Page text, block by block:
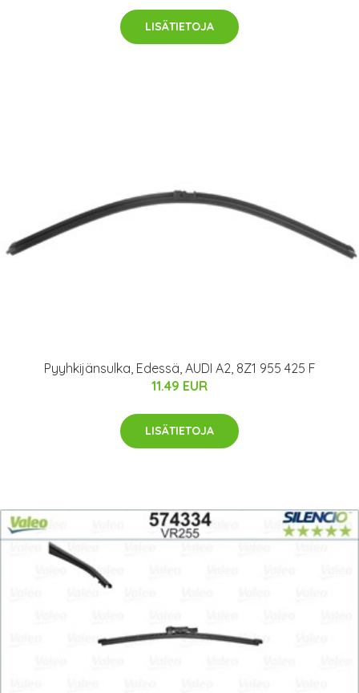
LISÄTIETOJA
Pyyhkijänsulka, Edessä, AUDI A2, 8Z1 955 425 F
11.49 EUR
LISÄTIETOJA